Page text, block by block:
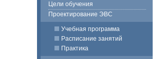
Цели обучения
Проектирование ЭВС
Учебная программа
Расписание занятий
Практика